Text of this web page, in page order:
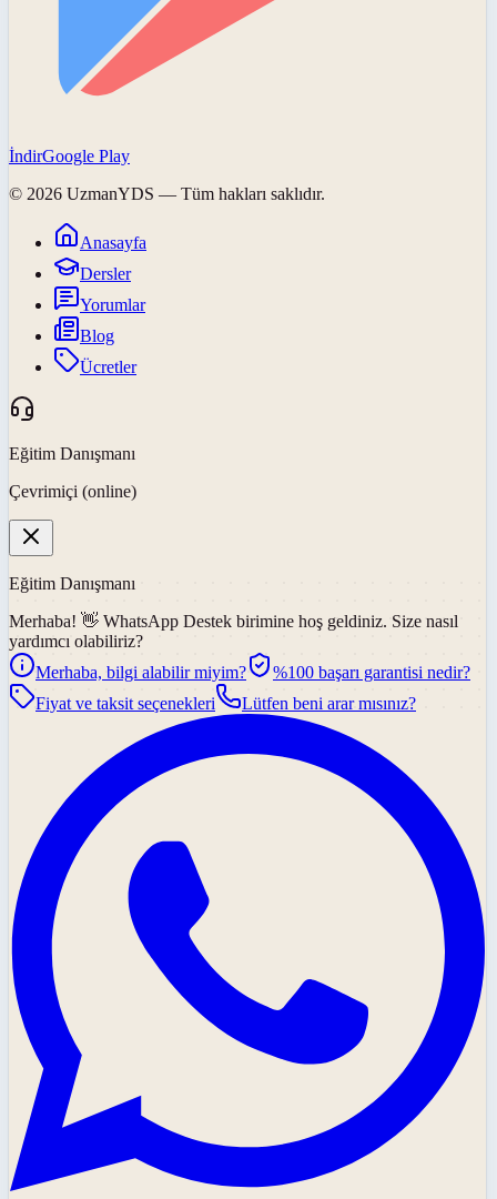
İndirGoogle Play
© 2026 UzmanYDS — Tüm hakları saklıdır.
Anasayfa
Dersler
Yorumlar
Blog
Ücretler
Eğitim Danışmanı
Çevrimiçi (online)
Eğitim Danışmanı
Merhaba! 👋 WhatsApp Destek birimine hoş geldiniz. Size nasıl
yardımcı olabiliriz?
Merhaba, bilgi alabilir miyim?
%100 başarı garantisi nedir?
Fiyat ve taksit seçenekleri
Lütfen beni arar mısınız?